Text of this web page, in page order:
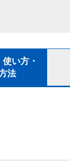
い方・
法